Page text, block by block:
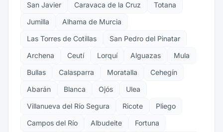
San Javier
Caravaca de la Cruz
Totana
Jumilla
Alhama de Murcia
Las Torres de Cotillas
San Pedro del Pinatar
Archena
Ceutí Lorquí Alguazas
Mula
Bullas
Calasparra Moratalla
Cehegín
Abarán
Blanca Ojós
Ulea
Villanueva del Río Segura
Ricote
Pliego
Campos del Río
Albudeite
Fortuna